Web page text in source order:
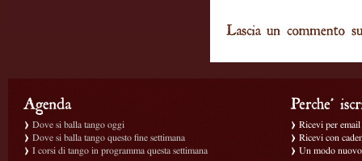
Dove si balla tango oggi
Dove si balla tango questo fine settimana
I corsi di tango in programma questa settimana
Ricevi per
Ricevi con
Un modo